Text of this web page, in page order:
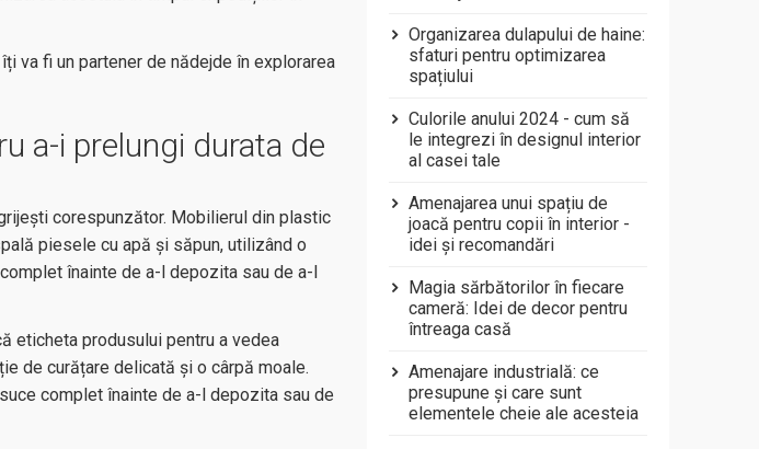
va fi un partener de nădejde în explorarea
a-i prelungi durata de
corespunzător. Mobilierul din plastic
piesele cu apă și săpun, utilizând o
înainte de a-l depozita sau de a-l
eticheta produsului pentru a vedea
de curățare delicată și o cârpă moale.
complet înainte de a-l depozita sau de
Organizarea dulapului de haine:
sfaturi pentru optimizarea
spațiului
Culorile anului 2024 - cum să
le integrezi în designul interior
al casei tale
Amenajarea unui spațiu de
joacă pentru copii în interior -
idei și recomandări
Magia sărbătorilor în fiecare
cameră: Idei de decor pentru
întreaga casă
Amenajare industrială: ce
presupune și care sunt
elementele cheie ale acesteia